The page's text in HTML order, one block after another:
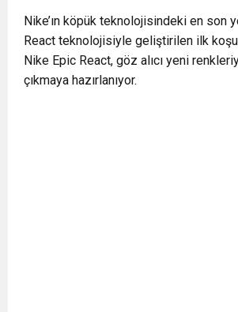
0:12 Nar suyunun antioksidan seviyesi
daha yüksek
0:07 DİTİB kurucularından Abdullah
Nike’ın köpük teknolojisindeki en son
React teknolojisiyle geliştirilen ilk koşu
Nike Epic React, göz alıcı yeni
çıkmaya hazırlanıyor.